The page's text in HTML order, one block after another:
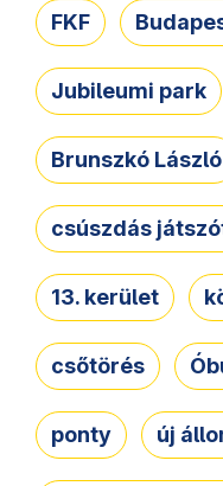
FKF
Jubileumi park
Brunszkó László
csúszdás
13. kerület
csőtörés
ponty új